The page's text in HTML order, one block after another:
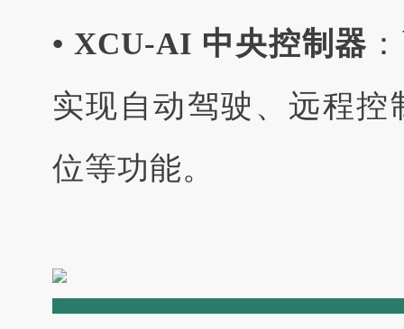
• XCU-AI 中央控制器
实现自动驾驶、远程
位等功能。